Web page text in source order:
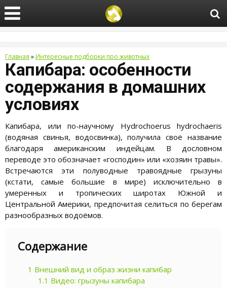
Главная »Интересные подборки про животных
Капибара: особенности
содержания в домашних
условиях
Капибара, или по-научному Hydrochoerus hydrochaeris
(водяная свинья, водосвинка), получила своё название
благодаря американским индейцам. В дословном
переводе это обозначает «господин» или «хозяин травы».
Встречаются эти полуводные травоядные грызуны
(кстати, самые большие в мире) исключительно в
умеренных и тропических широтах Южной и
Центральной Америки, предпочитая селиться по берегам
разнообразных водоёмов.
Содержание
1 Внешний вид и образ жизни капибар
1.1 Видео: грызуны капибара